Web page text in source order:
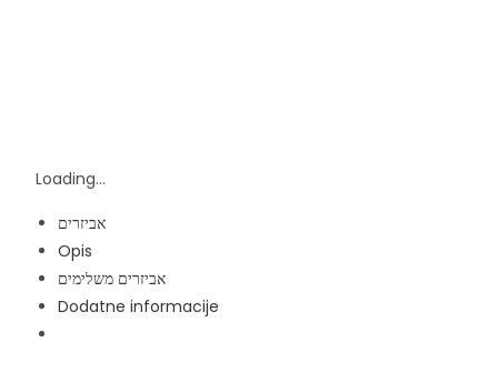
Loading...
אביזרים
Opis
אביזרים משלימים
Dodatne informacije